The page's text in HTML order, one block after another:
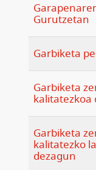
Gurutzetan
Garbiketa
Garbiketa
kalitatezkoa
Garbiketa
kalitatezko
dezagun